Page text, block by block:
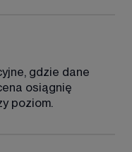
gdzie dane
osiągnię
poziom.